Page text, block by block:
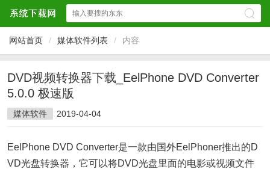
网站首页 / 媒体软件列表 / 内容
DVD视频转换器下载_EelPhone DVD Converter
5.0.0 极速版
媒体软件 2019-04-04
EelPhone DVD Converter是一款由国外EelPhoner推出的D
VD光盘转换器 ，它可以将DVD光盘里面的电影或视频文件